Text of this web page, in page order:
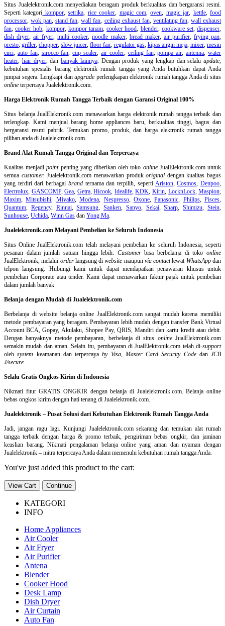
Situs Jualelektronik.com menyediakan beragam produk berkualitas dan bergaransi resmi.
Seperti kategori kompor,setrika, rice cooker, magic com,oven, magic jar, kettle,food
processor,wok pan,stand fan,wall fan, ceiling exhaust fan, ventilating fan, wall exhaust
fan,cooker hob, kompor, kompor tanam,cooker hood, blender, cookware set,dispenser,
dish dryer,air fryer,multi cooker,noodle maker, bread maker, air purifier, frying pan,
presto,griller,chopper,slow juicer,floor fan, regulator gas, kipas angin meja, mixer,mesin
cuci, auto fan, sirocco fan,cup sealer,air cooler, ceiling fan,pompa air,antenna,water
heater, hair dryer, dan banyak lainnya. Dengan produk yang lengkap dan selalu update,
kebutuhan spesialis barang elektronik rumah tangga yang Anda butuhkan dapat Anda
jumpai segera. Lengkapi danupgrade perlengkapan elektronik rumah tangga Anda di situs
online terpercaya Jualelektronik.com.
Harga Elektronik Rumah Tangga Terbaik dengan Garansi Original 100%
Situs belanjaJualElektronik.com menawarkan harga elektronik rumah tangga terbaik dan
terlengkap. Kami menjual barang home appliances baru, berkualitas tinggi, bagus dan
bergaransi resmi pabrik. Temukan promo, produk, dan harga elektronik rumah tangga
pilihan anda di Jualelektronik.com.
Brand Alat Rumah Tangga Original dan Terpercaya
Kualitas menjadipointpenting yang diberikan oleh toko onlineJualElektronik.com untuk
semua customer. Jualelektronik.com menawarkan produkoriginal dengan kualitas bagus
yang terdiri dari berbagai brandternama dan terpilih, seperti Ariston,Cosmos,Denpoo,
Electrolux, GASCOMP,Gea, Getra,Hicook, Idealife,KDK, Kirin, LocknLock,Maspion,
Maxim,Mitsubishi, Miyako,Modena, Nespresso, Oxone,Panasonic, Philips, Pisces,
Quantum, Regency, Rinnai,Samsung,Sanken, Sanyo, Sekai,Sharp,Shimizu,Stein,
Sunhouse, Uchida, Winn Gas dan Yong Ma.
Jualelektronik.com Melayani Pembelian ke Seluruh Indonesia
Situs Online JualElektronik.com telah melayani pembelian ke seluruh Indonesia, seperti
pesanan dalam jumlah satuan hingga lebih. Customerbisa berbelanja di tokoonline
JualElektronik, melalui orderlangsung diwebsite maupun via contactlewat WhatsAppdan
telpon langsung. Hubungi kami untuk dapat mendapatkan penawaran khusus untuk
pembelian Corporate atau tender. Kami dapat menawarkan faktur pajak untuk pembelian
dalam jumlah banyak
Belanja dengan Mudah di Jualelektronik.com
Berbelanja diwebsite belanja online JualElektronik.com sangat mudah karena memiliki
metode pembayaran yang beragam. Pembayaran lebih mudah dengan transfer Bank Virtual
Account BCA, Gopay, Akulaku, Shopee Pay, QRIS, Mandiri dan kartu kredit atau debit.
Dengan banyaknya metode pembayaran, berbelanja di situs onlineJualElektronik.com
semakin mudah dan aman. Selain itu, pembayaran di JualElektronik.com telah di-support
olehsystem keamanan dan terpercayaby Visa, Master Card Security Codedan JCB
J/secure.
Selalu Gratis Ongkos Kirim di Indonesia
Nikmati fitur GRATIS ONGKIR dengan belanja di Jualelektronik.com. Belanja online
bebas ongkos kirim dengan hati tenang di Jualelektronik.com.
Jualelektronik – Pusat Solusi dari Kebutuhan Elektronik Rumah Tangga Anda
Jadi, jangan ragu lagi. Kunjungi Jualelektronik.com sekarang dan temukan alat rumah
tangga terbaik dengan harga & promo terbaik, pengiriman bebas ongkir, dan jaminan
keaslian barang. Nikmati pengalaman belanja online yang aman dan nyaman dengan
Jualelektronik – mitra terpercaya Anda dalam memenuhi kebutuhan rumah tangga Anda.
You've just added this product to the cart:
View Cart Continue
KATEGORI
INFO
Home Appliances
Air Cooler
Air Fryer
Air Purifier
Antena
Blender
Cooker Hood
Desk Lamp
Dish Dryer
Air Curtain
Auto Fan